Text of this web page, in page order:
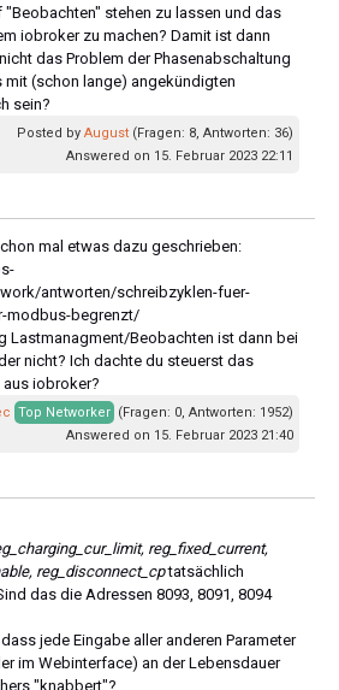
"Beobachten" stehen zu lassen und das
iobroker zu machen? Damit ist dann
das Problem der Phasenabschaltung
mit (schon lange) angekündigten
sein?
Posted by August (Fragen: 8, Antworten: 36)
Answered on 15. Februar 2023 22:11
mal etwas dazu geschrieben:
antworten/schreibzyklen-fuer-
modbus-begrenzt/
Lastmanagment/Beobachten ist dann bei
nicht? Ich dachte du steuerst das
iobroker?
Top Networker (Fragen: 0, Antworten: 1952)
Answered on 15. Februar 2023 21:40
reg_fixed_current,
reg_disconnect_cptatsächlich
das die Adressen 8093, 8091, 8094
jede Eingabe aller anderen Parameter
im Webinterface) an der Lebensdauer
"knabbert"?